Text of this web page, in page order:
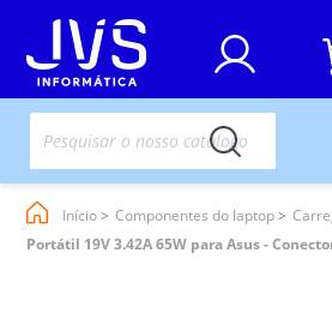
Início Componentes do laptop
Portátil 19V 3.42A 65W para Asus -